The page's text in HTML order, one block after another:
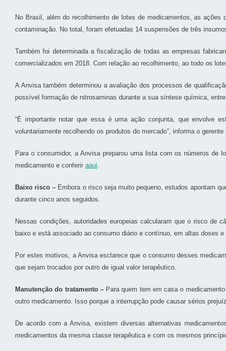
No Brasil, além do recolhimento de lotes de medicamentos, as
contaminação. No total, foram efetuadas 14 suspensões de três
Também foi determinada a fiscalização de todas as empresas
comercializados em 2018. Com relação ao recolhimento, ao todo os
A Anvisa também determinou a avaliação dos processos de
possível formação de nitrosaminas durante a sua síntese química,
“É importante notar que essa é uma ação conjunta, que envolve
voluntariamente recolhendo os produtos do mercado”, informa o
Para o consumidor, a Anvisa preparou uma lista com os números
medicamento e conferir aqui.
Baixo risco – Embora o risco seja muito pequeno, estudos apontam
durante cinco anos seguidos.
Nessas condições, autoridades europeias calcularam que o risco de
baixo e está associado ao consumo diário e contínuo, em altas doses e
Por estes motivos, a Anvisa esclarece que o consumo desses
que sejam trocados por outro de igual valor terapêutico.
Manutenção do tratamento – Para quem tem em casa o
outro medicamento. Isso porque a interrupção pode causar sérios
De acordo com a Anvisa, existem diversas alternativas
medicamentos da mesma classe terapêutica e com os mesmos